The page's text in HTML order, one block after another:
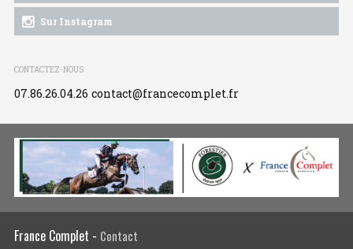
Sur Instagram
CONTACTEZ-NOUS
07.86.26.04.26 contact@francecomplet.fr
France Complet - Contact